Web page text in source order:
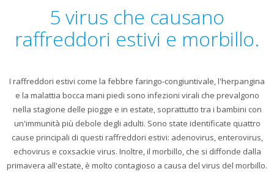
5 virus che causano
raffreddori estivi e morbillo.
I raffreddori estivi come la febbre faringo-congiuntivale, l'herpangina
e la malattia bocca mani piedi sono infezioni virali che prevalgono
nella stagione delle piogge e in estate, soprattutto tra i bambini con
un'immunità più debole degli adulti. Sono state identificate quattro
cause principali di questi raffreddori estivi: adenovirus, enterovirus,
echovirus e coxsackie virus. Inoltre, il morbillo, che si diffonde dalla
primavera all'estate, è molto contagioso a causa del virus del morbillo.